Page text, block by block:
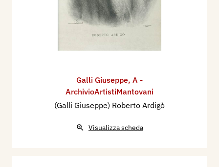
Galli Giuseppe, A -
ArchivioArtistiMantovani
(Galli Giuseppe) Roberto Ardigò
Visualizza scheda